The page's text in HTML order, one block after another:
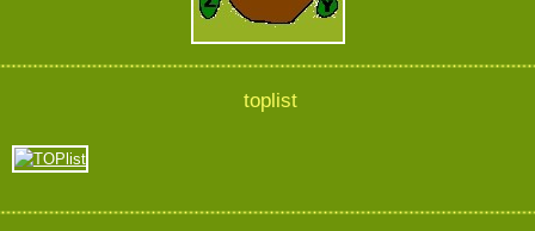
toplist